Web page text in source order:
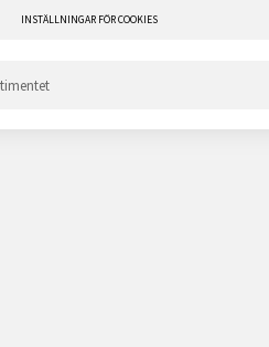
INSTÄLLNINGAR FÖR COOKIES